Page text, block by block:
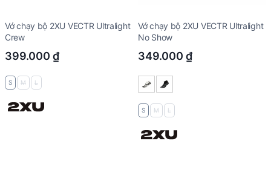
Vớ chạy bộ 2XU VECTR Ultralight
Crew
399.000 ₫
S M L
Vớ chạy bộ 2XU VECTR Ultralight
No Show
349.000 ₫
S M L